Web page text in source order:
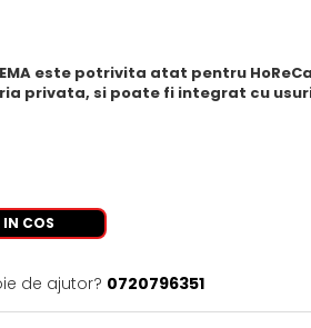
este potrivita atat pentru
privata, si poate fi integrat cu
COS
de ajutor? 0720796351